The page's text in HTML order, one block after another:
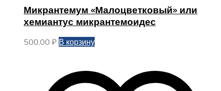
Микрантемум «Малоцветковый» или
хемиантус микрантемоидес
500,00 ₽ В корзину